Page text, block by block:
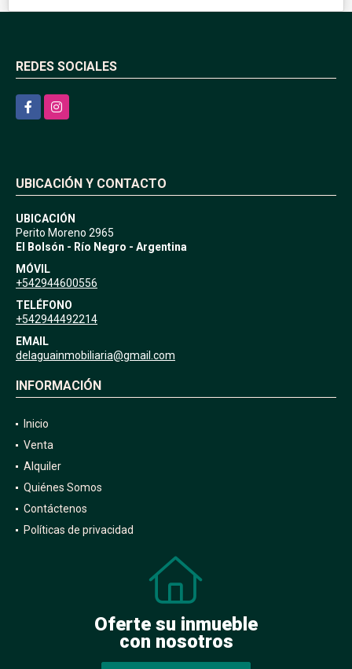
REDES SOCIALES
FacebookInstagram
UBICACIÓN Y CONTACTO
UBICACIÓN
Perito Moreno 2965
El Bolsón - Río Negro - Argentina
MÓVIL
+542944600556
TELÉFONO
+542944492214
EMAIL
delaguainmobiliaria@gmail.com
INFORMACIÓN
Inicio
Venta
Alquiler
Quiénes Somos
Contáctenos
Políticas de privacidad
Oferte su inmueble
con nosotros